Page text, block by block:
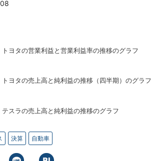
トヨタの営業利益と営業利益率の推移のグラフ
トヨタの売上高と純利益の推移（四半期）のグラフ
テスラの売上高と純利益の推移のグラフ
決算 自動車